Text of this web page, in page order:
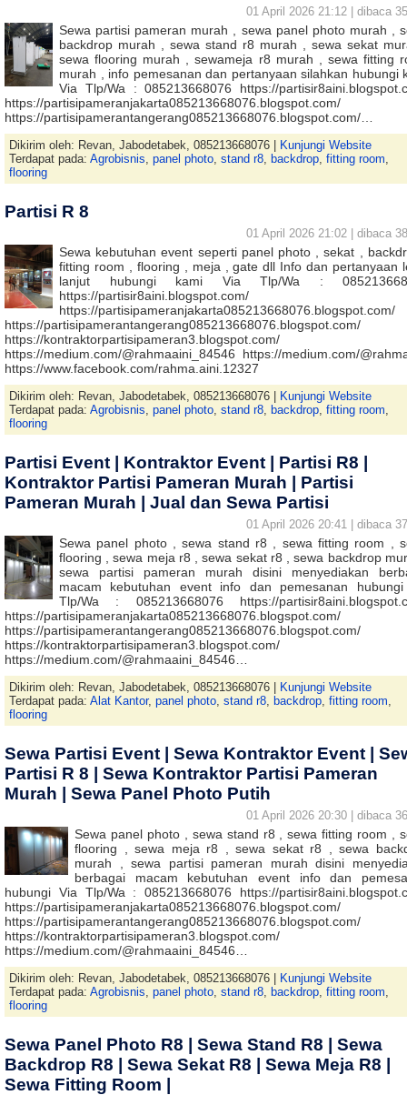
01 April 2026 21:12 | dibaca
Sewa partisi pameran murah , sewa panel photo murah ,
backdrop murah , sewa stand r8 murah , sewa sekat
sewa flooring murah , sewameja r8 murah , sewa fitting
murah , info pemesanan dan pertanyaan silahkan hubungi
Via Tlp/Wa : 085213668076 https://
https://partisipameranjakarta085213668076.blogspot.com/
https://partisipamerantangerang085213668076.blogspot.com/…
Dikirim oleh: Revan, Jabodetabek, 085213668076 |
Kunjungi Website
Terdapat pada: Agrobisnis, panel photo, stand r8, backdrop, fitting room,
flooring
Partisi R 8
01 April 2026 21:02 | dibaca
Sewa kebutuhan event seperti panel photo , sekat ,
fitting room , flooring , meja , gate dll Info dan pertanyaan
lanjut hubungi kami Via Tlp/Wa :
https://partisir8aini.blogspot.com/
https://partisipameranjakarta085213668076.blogspot.com/
https://partisipamerantangerang085213668076.blogspot.com/
https://kontraktorpartisipameran3.blogspot.com/
https://medium.com/@rahmaaini_84546 https://medium.com/
https://www.facebook.com/rahma.aini.12327
Dikirim oleh: Revan, Jabodetabek, 085213668076 |
Kunjungi Website
Terdapat pada: Agrobisnis, panel photo, stand r8, backdrop, fitting room,
flooring
Partisi Event | Kontraktor Event | Partisi R8 |
Kontraktor Partisi Pameran Murah | Partisi
Pameran Murah | Jual dan Sewa Partisi
01 April 2026 20:41 | dibaca
Sewa panel photo , sewa stand r8 , sewa fitting room ,
flooring , sewa meja r8 , sewa sekat r8 , sewa backdrop
sewa partisi pameran murah disini menyediakan
macam kebutuhan event info dan pemesanan
Tlp/Wa : 085213668076 https://
https://partisipameranjakarta085213668076.blogspot.com/
https://partisipamerantangerang085213668076.blogspot.com/
https://kontraktorpartisipameran3.blogspot.com/
https://medium.com/@rahmaaini_84546…
Dikirim oleh: Revan, Jabodetabek, 085213668076 |
Kunjungi Website
Terdapat pada: Alat Kantor, panel photo, stand r8, backdrop, fitting room,
flooring
Sewa Partisi Event | Sewa Kontraktor Event |
Partisi R 8 | Sewa Kontraktor Partisi Pameran
Murah | Sewa Panel Photo Putih
01 April 2026 20:30 | dibaca
Sewa panel photo , sewa stand r8 , sewa fitting room ,
flooring , sewa meja r8 , sewa sekat r8 , sewa
murah , sewa partisi pameran murah disini
berbagai macam kebutuhan event info dan
hubungi Via Tlp/Wa : 085213668076 https://
https://partisipameranjakarta085213668076.blogspot.com/
https://partisipamerantangerang085213668076.blogspot.com/
https://kontraktorpartisipameran3.blogspot.com/
https://medium.com/@rahmaaini_84546…
Dikirim oleh: Revan, Jabodetabek, 085213668076 |
Kunjungi Website
Terdapat pada: Agrobisnis, panel photo, stand r8, backdrop, fitting room,
flooring
Sewa Panel Photo R8 | Sewa Stand R8 | Sewa
Backdrop R8 | Sewa Sekat R8 | Sewa Meja R8 |
Sewa Fitting Room |